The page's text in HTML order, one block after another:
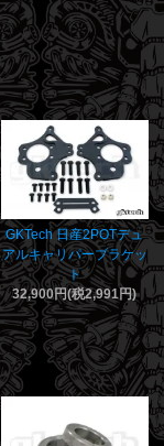
GKTech 日産2POTデュ
アルキャリパーブラケッ
ト
32,900円(税2,991円)